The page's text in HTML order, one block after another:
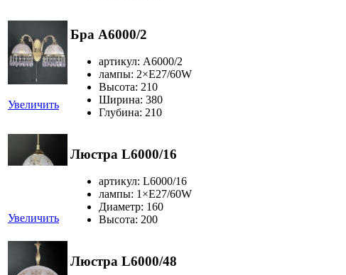
Увеличить
Бра A6000/2
артикул: A6000/2
лампы: 2×Е27/60W
Высота: 210
Ширина: 380
Глубина: 210
Увеличить
Люстра L6000/16
артикул: L6000/16
лампы: 1×Е27/60W
Диаметр: 160
Высота: 200
Люстра L6000/48